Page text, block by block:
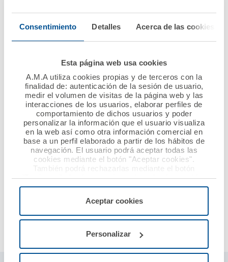
Consentimiento Detalles Acerca de las cookies
Esta página web usa cookies
A.M.A utiliza cookies propias y de terceros con la
finalidad de: autenticación de la sesión de usuario,
medir el volumen de visitas de la página web y las
interacciones de los usuarios, elaborar perfiles de
comportamiento de dichos usuarios y poder
personalizar la información que el usuario visualiza
en la web así como otra información comercial en
base a un perfil elaborado a partir de los hábitos de
navegación. El usuario podrá aceptar todas las
cookies mediante el botón "Aceptar cookies".
También podrá rechazarlas mediante el botón
"Rechazar", donde se rechazarán todas las cookies
menos las necesarias para permitir el acceso a los
configurarlas usando el botón “Personalizar".
Aceptar cookies
Personalizar